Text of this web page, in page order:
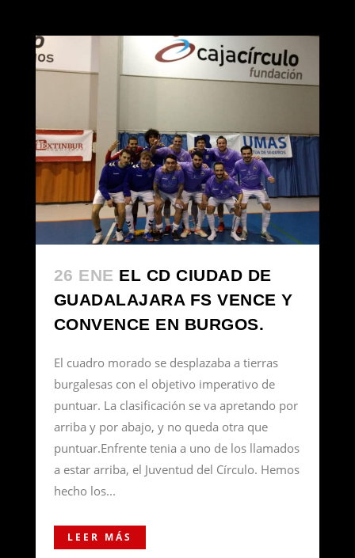
26 ENE EL CD CIUDAD DE
GUADALAJARA FS VENCE Y
CONVENCE EN BURGOS.
El cuadro morado se desplazaba a tierras
burgalesas con el objetivo imperativo de
puntuar. La clasificación se va apretando por
arriba y por abajo, y no queda otra que
puntuar.Enfrente tenia a uno de los llamados
a estar arriba, el Juventud del Círculo. Hemos
hecho los...
LEER MÁS